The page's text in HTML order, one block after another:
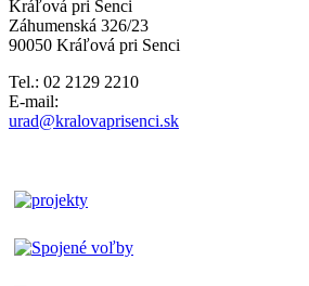
Kráľová pri Senci
Záhumenská 326/23
90050 Kráľová pri Senci
Tel.: 02 2129 2210
E-mail:
urad@kralovaprisenci.sk